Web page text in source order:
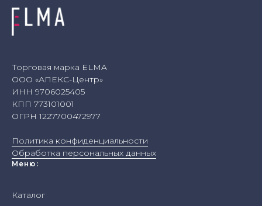
Торговая марка ELMA
ООО «АПЕКС-Центр»
ИНН 9706025405
КПП 773101001
ОГРН 1227700472977
Политика конфиденциальности
Обработка персональных данных
Меню:
Каталог